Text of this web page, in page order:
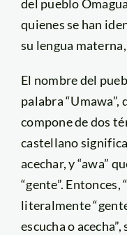
del pueblo
quienes se han
su lengua
El nombre del
palabra “Umawa”,
compone de dos
castellano
acechar, y “awa”
“gente”. Entonces,
literalmente
escucha o